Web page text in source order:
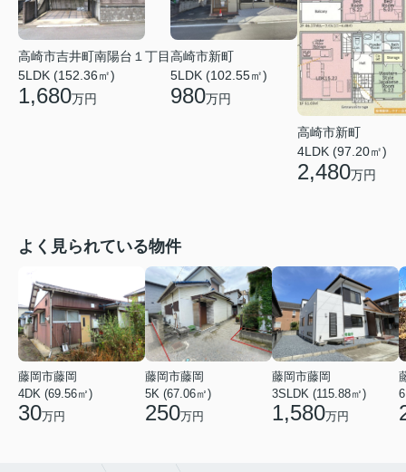
高崎市吉井町南陽台１丁目
5LDK (152.36㎡)
1,680万円
高崎市新町
5LDK (102.55㎡)
980万円
高崎市新町
4LDK (97.20㎡)
2,480万円
よく見られている物件
藤岡市藤岡
4DK (69.56㎡)
30万円
藤岡市藤岡
5K (67.06㎡)
250万円
藤岡市藤岡
3SLDK (115.88㎡)
1,580万円